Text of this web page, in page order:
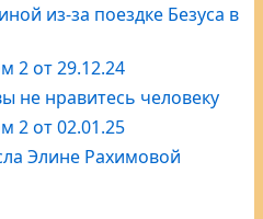
из-за поездке Безуса в
2 от 29.12.24
не нравитесь человеку
2 от 02.01.25
Элине Рахимовой